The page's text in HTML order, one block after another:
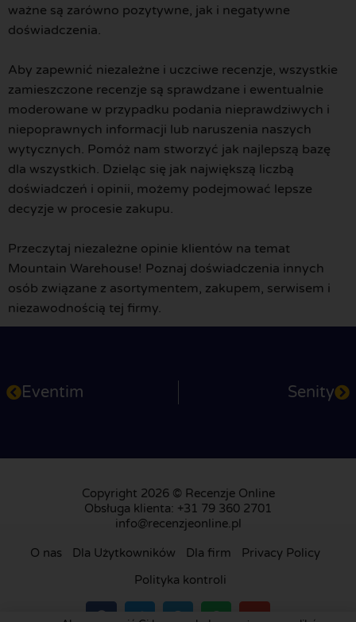
ważne są zarówno pozytywne, jak i negatywne
doświadczenia.
Aby zapewnić niezależne i uczciwe recenzje, wszystkie
zamieszczone recenzje są sprawdzane i ewentualnie
moderowane w przypadku podania nieprawdziwych i
niepoprawnych informacji lub naruszenia naszych
wytycznych. Pomóż nam stworzyć jak najlepszą bazę
dla wszystkich. Dzieląc się jak największą liczbą
doświadczeń i opinii, możemy podejmować lepsze
decyzje w procesie zakupu.
Przeczytaj niezależne opinie klientów na temat
Mountain Warehouse! Poznaj doświadczenia innych
osób związane z asortymentem, zakupem, serwisem i
niezawodnością tej firmy.
Eventim Senity
Copyright 2026 © Recenzje Online
Obsługa klienta: +31 79 360 2701
info@recenzjeonline.pl
O nas Dla Użytkowników Dla firm
Privacy Policy
Polityka kontroli